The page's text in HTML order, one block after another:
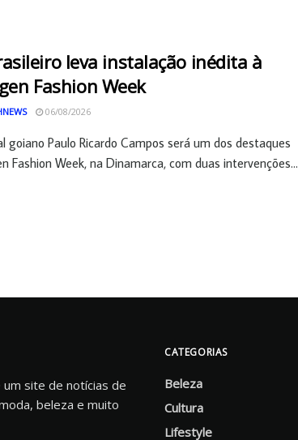
leva instalação inédita à
Fashion Week
06/08/2026
goiano Paulo Ricardo Campos será um dos destaques
Fashion Week, na Dinamarca, com duas intervenções...
um site de notícias de
beleza e muito
CATEGORIAS
Beleza
Cultura
Lifestyle